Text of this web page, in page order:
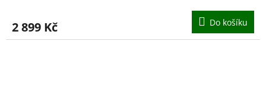
2 899 Kč Do košíku